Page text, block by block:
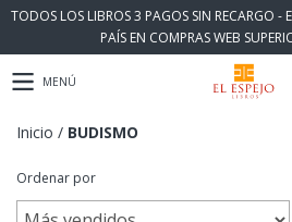
TODOS LOS LIBROS 3 PAGOS SIN RECARGO -
PAÍS EN COMPRAS WEB
MENÚ
Inicio / BUDISMO
Ordenar por